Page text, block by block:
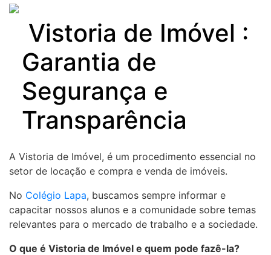
Skip
contentVistoria de Imóvel :
Garantia de
Segurança e
Transparência
A Vistoria de Imóvel, é um procedimento essencial no
setor de locação e compra e venda de imóveis.
No Colégio Lapa, buscamos sempre informar e
capacitar nossos alunos e a comunidade sobre temas
relevantes para o mercado de trabalho e a sociedade.
O que é Vistoria de Imóvel e quem pode fazê-la?